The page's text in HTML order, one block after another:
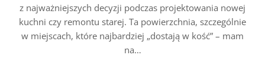
z najważniejszych decyzji podczas projektowania nowej
kuchni czy remontu starej. Ta powierzchnia, szczególnie
w miejscach, które najbardziej „dostają w kość” – mam
na…